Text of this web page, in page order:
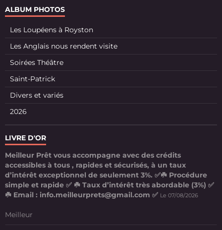
ALBUM PHOTOS
Les Loupéens à Royston
Les Anglais nous rendent visite
Soirées Théâtre
Saint-Patrick
Divers et variés
2026
LIVRE D'OR
Meilleur Prêt vous accompagne avec des crédits
accessibles à tous , rapides et sécurisés, à un taux
d’intérêt exceptionnel de seulement 3%. ✅☘️ Procédure
simple et rapide ✅ ☘️ Taux d’intérêt très abordable (3%) ✅
☘️ Email : info.meilleurprets@gmail.com ✅ Le 07/08/2026
Meilleur